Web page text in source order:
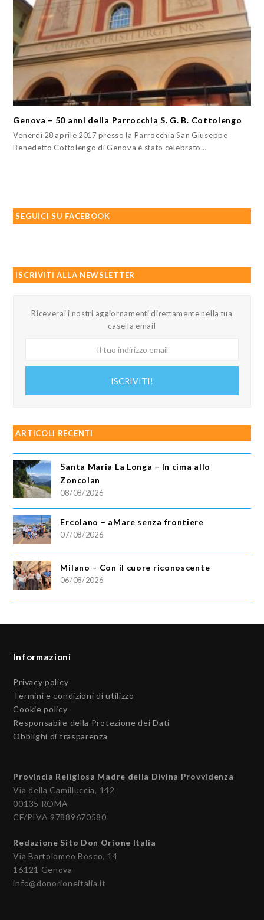
Genova – 50 anni della Parrocchia S. G. B. Cottolengo
Venerdì 28 aprile 2017 presso la Parrocchia San Giuseppe
Benedetto Cottolengo di Genova è stato celebrato…
SEGUICI SU FACEBOOK
ISCRIVITI ALLA NEWSLETTER
Riceverai i nostri aggiornamenti direttamente nella tua
casella email
ISCRIVITI!
ARTICOLI RECENTI
Santa Maria La Longa – In cima allo
Zoncolan
08/08/2026
Ercolano – aMare senza frontiere
07/08/2026
Milano – Con il cuore riconoscente
06/08/2026
Informazioni
Privacy policy
Termini e condizioni di utilizzo
Cookie policy
Responsabile della Protezione dei Dati
Obblighi di trasparenza
Provincia Religiosa Madre della Divina Provvidenza
Via della Camilluccia, 142
00135 ROMA
CF/PIVA 97889670580
Redazione Sito Don Orione Italia
Via Bartolomeo Bosco, 14
16121 Genova
info@donorioneitalia.it